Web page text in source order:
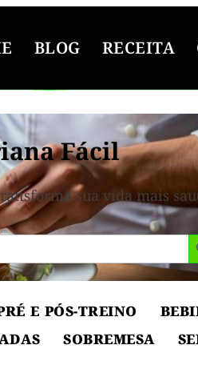
BLOG RECEITA
Fácil
sua vida mais
E PÓS-TREINO
SOBREMESA